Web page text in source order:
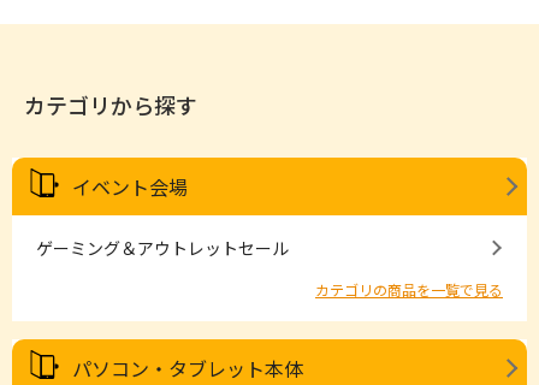
カテゴリから探す
イベント会場
ゲーミング＆アウトレットセール
カテゴリの商品を一覧で見る
パソコン・タブレット本体